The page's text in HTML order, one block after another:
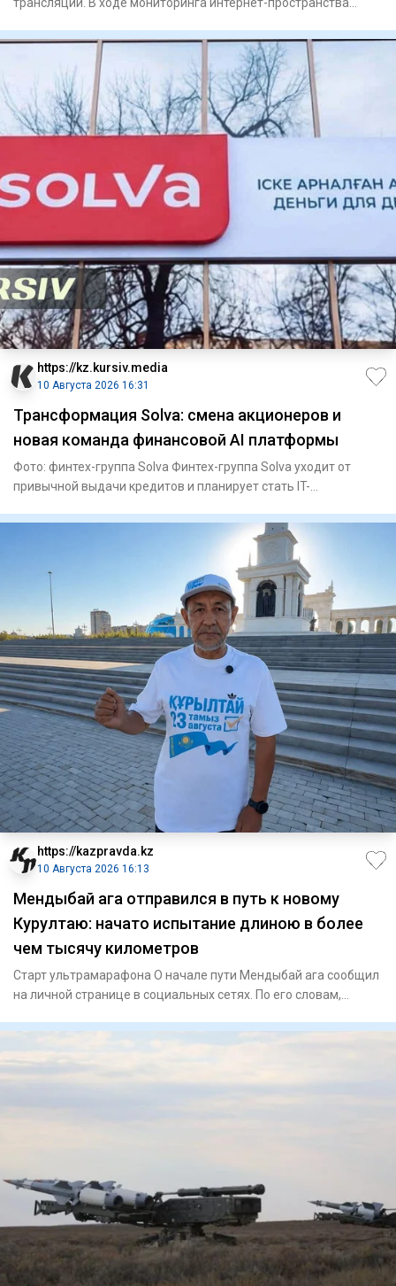
трансляции. В ходе мониторинга интернет-пространства
https://kz.kursiv.media
10 Августа 2026 16:31
Трансформация Solva: смена акционеров и
новая команда финансовой AI платформы
Фото: финтех-группа Solva Финтех-группа Solva уходит от
привычной выдачи кредитов и планирует стать IT-
https://kazpravda.kz
10 Августа 2026 16:13
Мендыбай ага отправился в путь к новому
Курултаю: начато испытание длиною в более
чем тысячу километров
Старт ультрамарафона О начале пути Мендыбай ага сообщил
на личной странице в социальных сетях. По его словам,